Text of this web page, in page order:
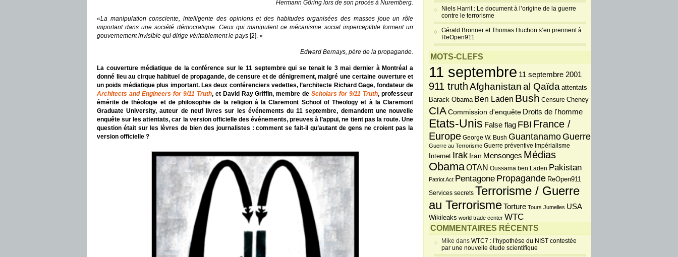
Hermann Göring lors de son procès à Nuremberg.
«La manipulation consciente, intelligente des opinions et des habitudes organisées des masses joue un rôle
important dans une société démocratique. Ceux qui manipulent ce mécanisme social imperceptible forment un
gouvernement invisible qui dirige véritablement le pays [2]. »
Edward Bernays, père de la propagande.
La couverture médiatique de la conférence sur le 11 septembre qui se tenait le 3 mai dernier à Montréal a
donné lieu au cirque habituel de propagande, de censure et de dénigrement, malgré une certaine ouverture et
un poids médiatique plus important. Les deux conférenciers vedettes, l’architecte Richard Gage, fondateur de
Architects and Engineers for 9/11 Truth, et David Ray Griffin, membre deScholars for 9/11 Truth, professeur
émérite de théologie et de philosophie de la religion à la Claremont School of Theology et à la Claremont
Graduate University, auteur de neuf livres sur les événements du 11 septembre, demandent une nouvelle
enquête sur les attentats, car la version officielle des événements, preuves à l’appui, ne tient pas la route. Une
question était sur les lèvres de bien des journalistes : comment se fait-il qu’autant de gens ne croient pas la
version officielle ?
Niels Harrit : Le document à l’origine de la guerre
contre le terrorisme
Gérald Bronner et Thomas Huchon s’en prennent à
ReOpen911
MOTS-CLEFS
11 septembre 11 septembre 2001
911 truthAfghanistanal Qaïda attentats
Barack Obama Ben Laden Bush Censure Cheney
CIA Commission d'enquête Droits de l'homme
Etats-Unis False flag FBI France /
Europe George W. Bush Guantanamo Guerre
Guerre au Terrorisme Guerre préventive Impérialisme
Internet Irak Iran Mensonges Médias
ObamaOTAN Oussama ben Laden Pakistan
Patriot Act Pentagone Propagande ReOpen911
Services secrets Terrorisme / Guerre
au TerrorismeTorture Tours Jumelles USA
Wikileaks world trade center WTC
COMMENTAIRES RÉCENTS
Mike dans WTC7 : l’hypothèse du NIST contestée
par une nouvelle étude scientifique